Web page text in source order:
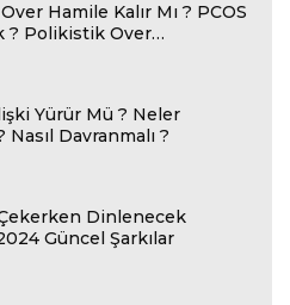
Hamile Kalır Mı ? PCOS
? Polikistik Over…
Yürür Mü ? Neler
Nasıl Davranmalı ?
Çekerken Dinlenecek
Güncel Şarkılar